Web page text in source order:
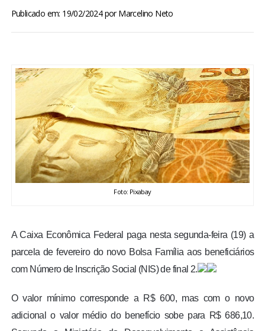
BRASIL
ESPORTES
ENTRETENIMENTO
ENQUETE
FOTOS
COLUNISTAS
Publicado em: 19/02/2024porMarcelino Neto
Foto: Pixabay
A Caixa Econômica Federal paga nesta segunda-feira (19) a
parcela de fevereiro do novo Bolsa Família aos beneficiários
com Número de Inscrição Social (NIS) de final 2.
O valor mínimo corresponde a R$ 600, mas com o novo
adicional o valor médio do benefício sobe para R$ 686,10.